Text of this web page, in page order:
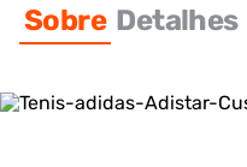
Sobre Detalhes